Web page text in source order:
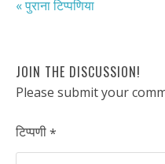
« पुराना टिप्पणिया
JOIN THE DISCUSSION!
Please submit your
टिप्पणी*